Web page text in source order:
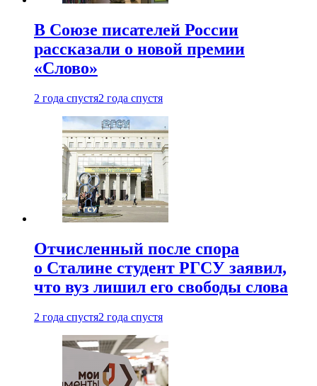
В Союзе писателей России
рассказали о новой премии
«Слово»
2 года спустя2 года спустя
Отчисленный после спора
о Сталине студент РГСУ заявил,
что вуз лишил его свободы слова
2 года спустя2 года спустя